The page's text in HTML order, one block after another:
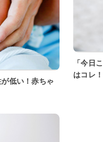
低い！赤ちゃ
「今日
はコレ！